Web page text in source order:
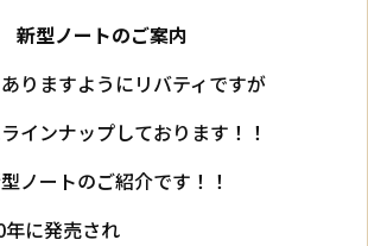
新型ノートのご案内
りますようにリバティですが
インナップしております！！
ノートのご紹介です！！
に発売され